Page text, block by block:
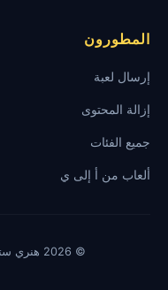
المطورون
إرسال لعبة
إزالة المحتوى
جميع الفئات
ألعاب من أ إلى ي
© 2026 هنري ستيكمن. جميع الحقوق محفوظة.